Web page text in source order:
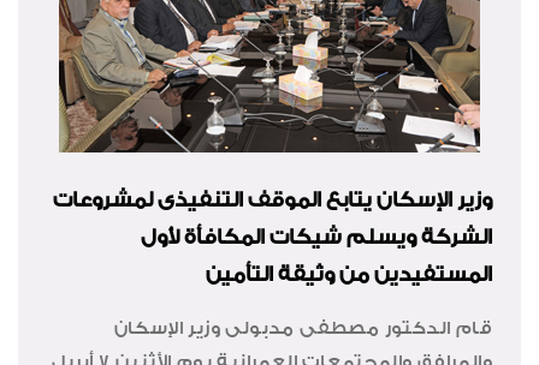
وزير الإسكان يتابع الموقف التنفيذى لمشروعات
الشركة ويسلم شيكات المكافأة لأول
المستفيدين من وثيقة التأمين
قام الدكتور مصطفى مدبولى وزير الإسكان